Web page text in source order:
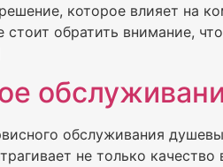
которое влияет на
стоит обратить внимание,
обслуживания
не только